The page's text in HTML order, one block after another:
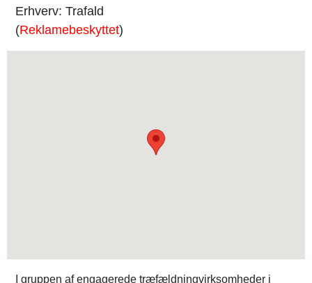
Erhverv: Trafald
(Reklamebeskyttet)
I gruppen af engagerede træfældningvirksomheder i